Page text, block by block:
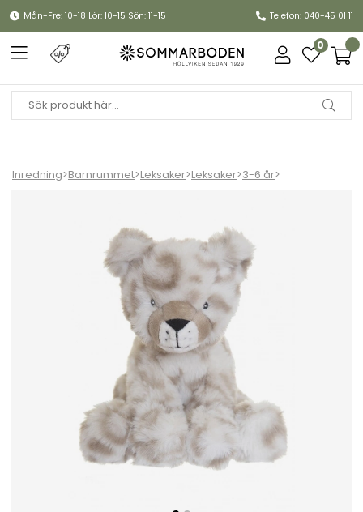
Mån-Fre: 10-18 Lör: 10-15 Sön: 11-15 Telefon: 040-45 01 11
0
Inredning>Barnrummet>Leksaker>Leksaker>3-6 år>